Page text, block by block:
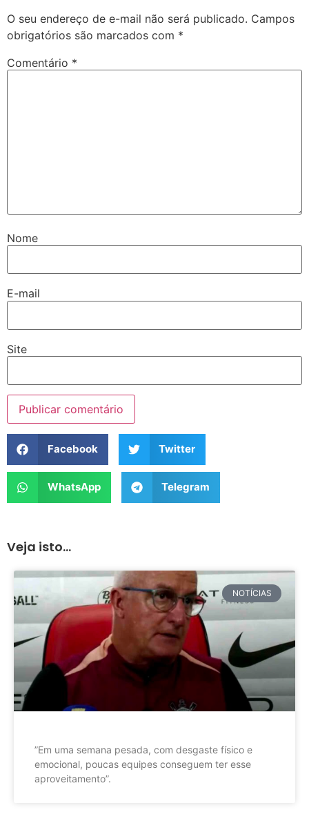
O seu endereço de e-mail não será publicado. Campos
obrigatórios são marcados com *
Comentário *
Nome
E-mail
Site
Facebook Twitter
WhatsApp Telegram
Veja isto...
NOTÍCIAS
”Em uma semana pesada, com desgaste físico e
emocional, poucas equipes conseguem ter esse
aproveitamento”.